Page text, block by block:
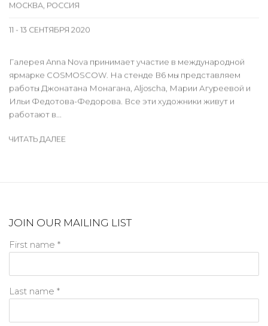
МОСКВА, РОССИЯ
11 - 13 СЕНТЯБРЯ 2020
Галерея Anna Nova принимает участие в международной
ярмарке COSMOSCOW. На стенде В6 мы представляем
работы Джонатана Монагана, Aljoscha, Марии Агуреевой и
Ильи Федотова-Федорова. Все эти художники живут и
работают в...
ЧИТАТЬ ДАЛЕЕ
JOIN OUR MAILING LIST
First name *
Last name *